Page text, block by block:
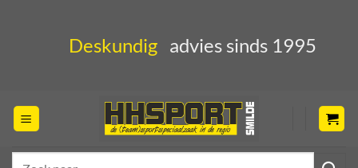
Deskundig advies sinds 1995